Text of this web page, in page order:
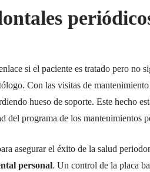
si el paciente es tratado pero no
Con las visitas de
hueso de soporte. Este hecho
del programa de los mantenimientos
asegurar el éxito de la salud
personal. Un control de la placa